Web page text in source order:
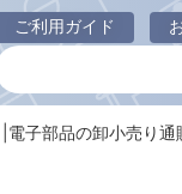
ご利用ガイド
子部品の卸小売り通